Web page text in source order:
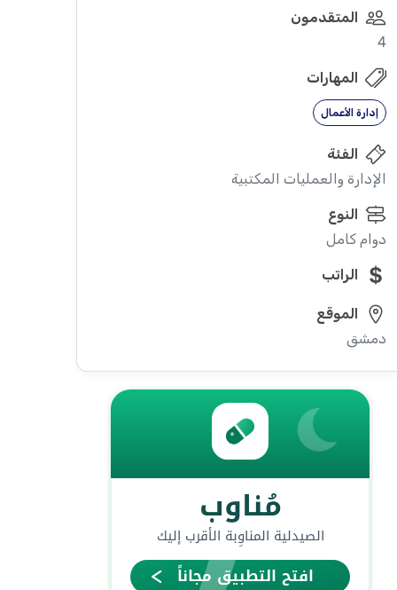
المتقدمون
4
المهارات
إدارة الأعمال
الفئة
الإدارة والعمليات المكتبية
النوع
دوام كامل
الراتب
الموقع
دمشق